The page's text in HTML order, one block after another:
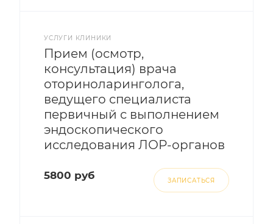
УСЛУГИ КЛИНИКИ
Прием (осмотр,
консультация) врача
оториноларинголога,
ведущего специалиста
первичный с выполнением
эндоскопического
исследования ЛОР-органов
5800 руб ЗАПИСАТЬСЯ